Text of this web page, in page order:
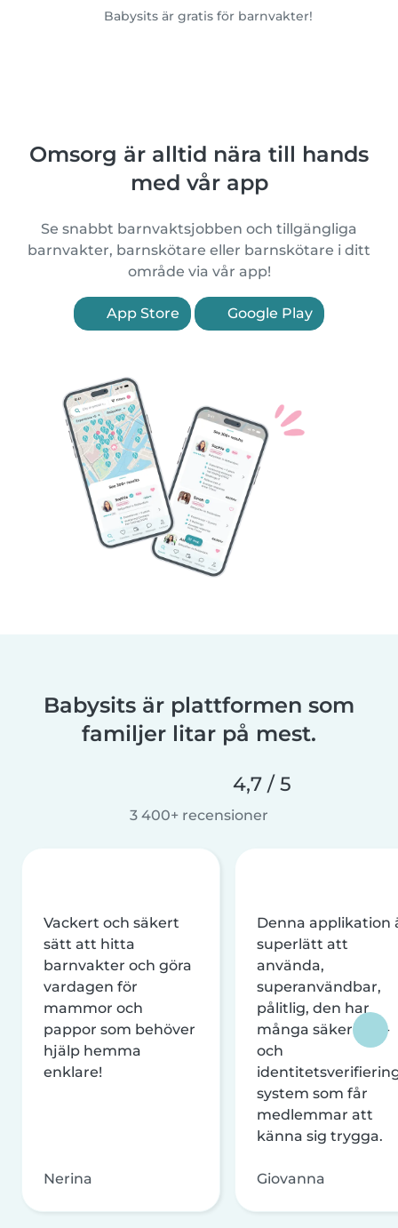
Babysits är gratis för barnvakter!
Omsorg är alltid nära till hands
med vår app
Se snabbt barnvaktsjobben och tillgängliga
barnvakter, barnskötare eller barnskötare i ditt
område via vår app!
App Store Google Play
Babysits är plattformen som
familjer litar på mest.
4,7 / 5
3 400+ recensioner
Vackert och säkert
sätt att hitta
barnvakter och göra
vardagen för
mammor och
pappor som behöver
hjälp hemma
enklare!
Nerina
Denna applikation
superlätt att
använda,
superanvändbar,
pålitlig, den har
många säkerhets-
och
system som får
medlemmar att
känna sig trygga.
Giovanna